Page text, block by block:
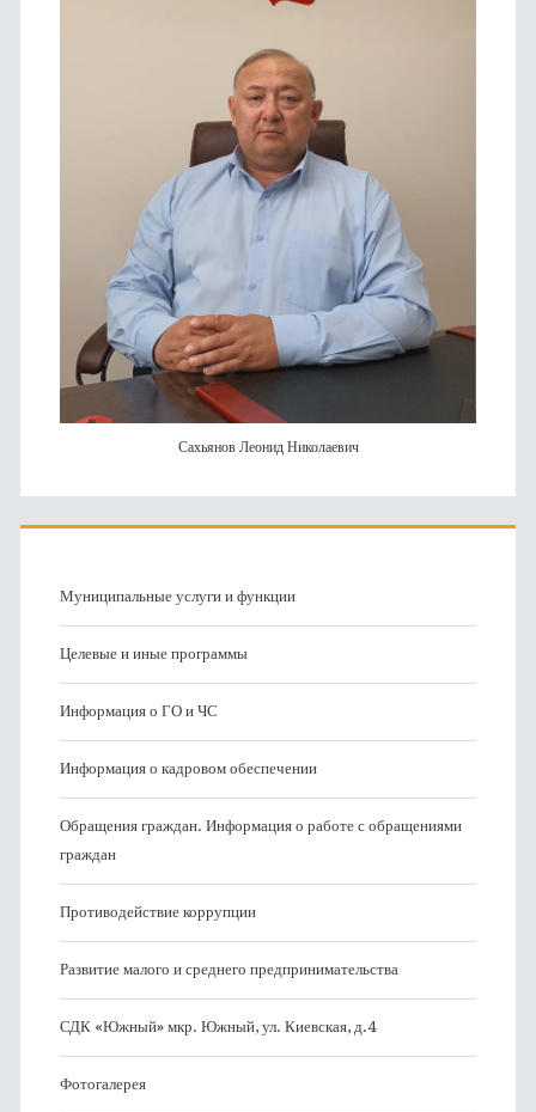
Сахьянов Леонид Николаевич
Муниципальные услуги и функции
Целевые и иные программы
Информация о ГО и ЧС
Информация о кадровом обеспечении
Обращения граждан. Информация о работе с обращениями
граждан
Противодействие коррупции
Развитие малого и среднего предпринимательства
СДК «Южный» мкр. Южный, ул. Киевская, д.4
Фотогалерея